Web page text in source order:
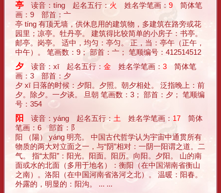
亭 读音：tíng 起名五行：火 姓名学笔画： 9 简体笔
画：9 部首：亠
亭 tíng 有顶无墙，供休息用的建筑物，多建筑在路旁或花
园里；凉亭。牡丹亭。 建筑得比较简单的小房子：书亭。
邮亭。岗亭。 适中，均匀：亭匀。 正，当：亭午（正午，
中午）。 笔画数：9； 部首：亠； 笔顺编号：412514512
夕 读音：xī 起名五行： 金 姓名学笔画： 3 简体笔
画：3 部首：夕
夕 xī 日落的时候：夕阳。夕照。朝夕相处。 泛指晚上：前
夕。除夕。一夕谈。 旦朝 笔画数：3； 部首：夕； 笔顺编
号：354
阳 读音：yáng 起名五行： 土 姓名学笔画： 17 简体
笔画：6 部首：阝
阳 （陽） yáng 明亮。 中国古代哲学认为宇宙中通贯所有
物质的两大对立面之一，与“阴”相对：一阴一阳谓之道。二
气。 指“太阳”：阳光。阳面。阳历。向阳。夕阳。 山的南
面或水的北面（多用于地名）：衡阳（在中国湖南省衡山
之南）。洛阳（在中国河南省洛河之北）。 温暖：阳春。
外露的，明显的：阳沟。 ... ...